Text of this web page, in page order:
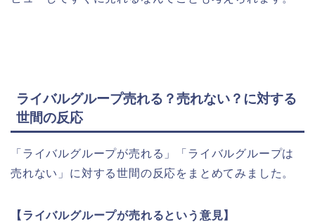
ライバルグループ売れる？売れない？に対する
世間の反応
「ライバルグループが売れる」「ライバルグループは
売れない」に対する世間の反応をまとめてみました。
【ライバルグループが売れるという意見】